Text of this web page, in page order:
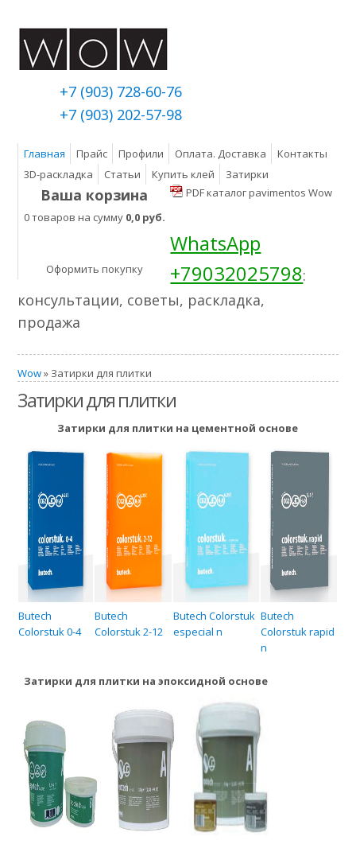
+7 (903) 728-60-76
+7 (903) 202-57-98
Главная Прайс Профили Оплата. Доставка
Контакты
3D-раскладка
Статьи Купить клей Затирки
Ваша корзина
0 товаров на сумму 0,0 руб.
Оформить покупку
PDF каталог pavimentos Wow
WhatsApp
+79032025798:
консультации, советы, раскладка,
продажа
Wow» Затирки для плитки
Затирки для плитки
Затирки для плитки на цементной основе
Butech
Colorstuk 0-4
Butech
Colorstuk 2-12
Butech Colorstuk
especial n
Butech
Colorstuk rapid
n
Затирки для плитки на эпоксидной основе